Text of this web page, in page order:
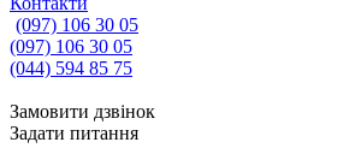
(097) 106 30 05
(097) 106 30 05
(044) 594 85 75
Замовити дзвінок
Задати питання